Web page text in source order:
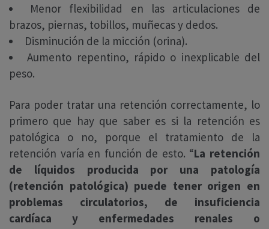
Menor flexibilidad en las articulaciones de
brazos, piernas, tobillos, muñecas y dedos.
Disminución de la micción (orina).
Aumento repentino, rápido o inexplicable del
peso.
Para poder tratar una retención correctamente, lo
primero que hay que saber es si la retención es
patológica o no, porque el tratamiento de la
retención varía en función de esto. “La retención
de líquidos producida por una patología
(retención patológica) puede tener origen en
problemas circulatorios, de insuficiencia
cardíaca y enfermedades renales o